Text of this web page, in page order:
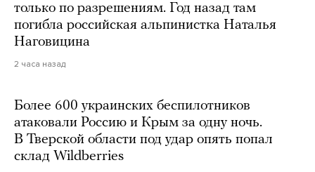
только по разрешениям. Год назад там
погибла российская альпинистка Наталья
Наговицина
2 часа назад
Более 600 украинских беспилотников
атаковали Россию и Крым за одну ночь.
В Тверской области под удар опять попал
склад Wildberries